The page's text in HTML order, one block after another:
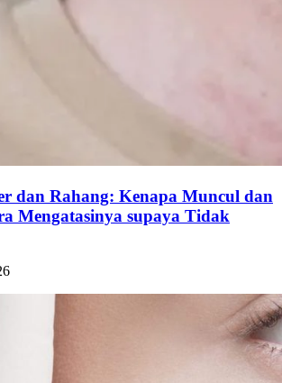
dan Rahang: Kenapa Muncul dan
Mengatasinya supaya Tidak